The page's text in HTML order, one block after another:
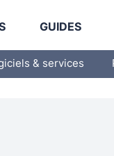
GUIDES
& services